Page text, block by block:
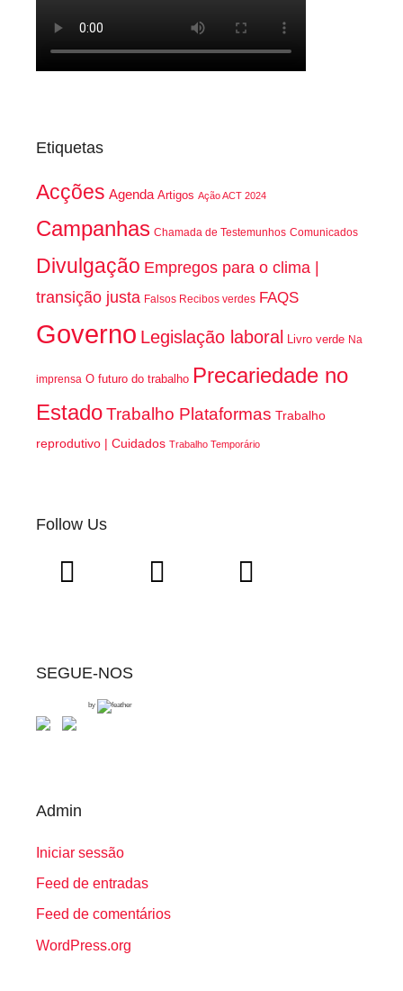
Etiquetas
Acções Agenda Artigos Ação ACT 2024
Campanhas Chamada de Testemunhos Comunicados
Divulgação Empregos para o clima |
transição justa Falsos Recibos verdes FAQS
Governo Legislação laboral Livro verde Na
imprensa O futuro do trabalho Precariedade no
EstadoTrabalho Plataformas Trabalho
reprodutivo | Cuidados Trabalho Temporário
Follow Us
SEGUE-NOS
by
Admin
Iniciar sessão
Feed de entradas
Feed de comentários
WordPress.org